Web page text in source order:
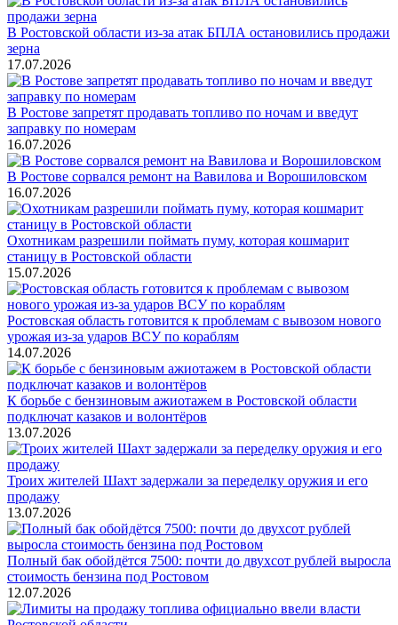
В Ростовской области из-за атак БПЛА остановились продажи
зерна
17.07.2026
В Ростове запретят продавать топливо по ночам и введут
заправку по номерам
16.07.2026
В Ростове сорвался ремонт на Вавилова и Ворошиловском
16.07.2026
Охотникам разрешили поймать пуму, которая кошмарит
станицу в Ростовской области
15.07.2026
Ростовская область готовится к проблемам с вывозом нового
урожая из-за ударов ВСУ по кораблям
14.07.2026
К борьбе с бензиновым ажиотажем в Ростовской области
подключат казаков и волонтёров
13.07.2026
Троих жителей Шахт задержали за переделку оружия и его
продажу
13.07.2026
Полный бак обойдётся 7500: почти до двухсот рублей выросла
стоимость бензина под Ростовом
12.07.2026